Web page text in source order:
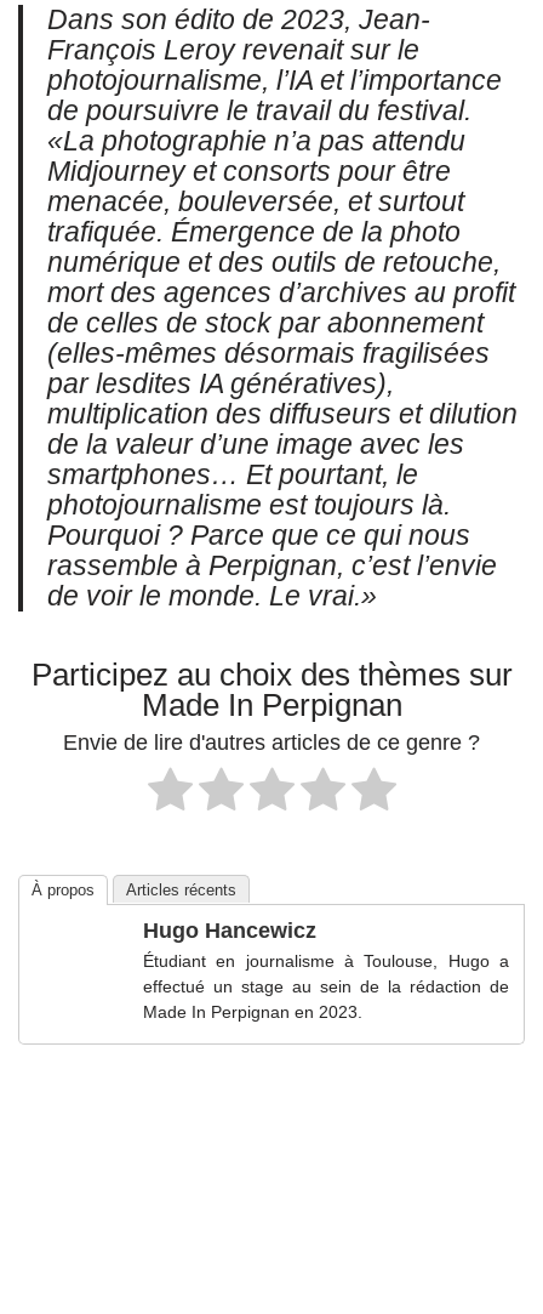
Dans son édito de 2023, Jean-
François Leroy revenait sur le
photojournalisme, l’IA et l’importance
de poursuivre le travail du festival.
«La photographie n’a pas attendu
Midjourney et consorts pour être
menacée, bouleversée, et surtout
trafiquée. Émergence de la photo
numérique et des outils de retouche,
mort des agences d’archives au profit
de celles de stock par abonnement
(elles-mêmes désormais fragilisées
par lesdites IA génératives),
multiplication des diffuseurs et dilution
de la valeur d’une image avec les
smartphones… Et pourtant, le
photojournalisme est toujours là.
Pourquoi ? Parce que ce qui nous
rassemble à Perpignan, c’est l’envie
de voir le monde. Le vrai.»
Participez au choix des thèmes sur
Made In Perpignan
Envie de lire d'autres articles de ce genre ?
À propos Articles récents
Hugo Hancewicz
Étudiant en journalisme à Toulouse, Hugo a
effectué un stage au sein de la rédaction de
Made In Perpignan en 2023.